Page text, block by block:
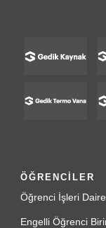
ÖĞRENCİLER
Öğrenci İşleri Daire
Engelli Öğrenci